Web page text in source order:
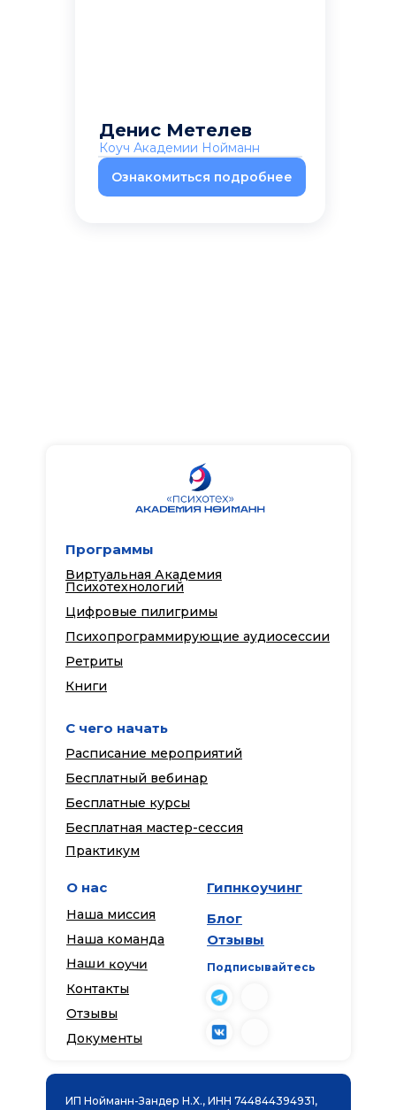
Денис Метелев
Коуч Академии Нойманн
Ознакомиться подробнее
Подписывайтесь
ИП Нойманн-Зандер Н.Х., ИНН 744844394931,
Расписание мероприятий
Бесплатные курсы
Бесплатный вебинар
С чего начать
Бесплатная мастер-сессия
Практикум
Блог
Отзывы
Гипнкоучинг
Программы
Виртуальная Академия
Психотехнологий
Психопрограммирующие аудиосессии
Книги
Ретриты
Цифровые пилигримы
Наша команда
Наша миссия
О нас
Наши коучи
Контакты
Отзывы
Документы